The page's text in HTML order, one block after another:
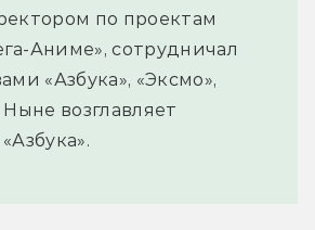
по проектам
Аниме», сотрудничал
«Азбука», «Эксмо»,
возглавляет